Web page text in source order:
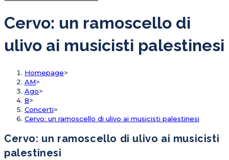
Cervo: un ramoscello di
ulivo ai musicisti palestinesi
Homepage>
AM>
Ago>
8>
Concerti>
Cervo: un ramoscello di ulivo ai musicisti palestinesi
Cervo: un ramoscello di ulivo ai musicisti
palestinesi